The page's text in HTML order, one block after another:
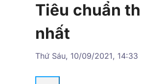
Tiêu chuẩn
nhất
Thứ Sáu, 10/09/2021, 14:33